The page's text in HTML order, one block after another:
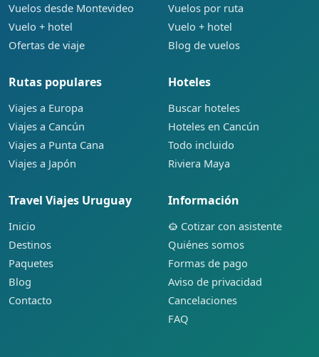
Vuelos desde Montevideo
Vuelo + hotel
Ofertas de viaje
Vuelos por ruta
Vuelo + hotel
Blog de vuelos
Rutas populares
Viajes a Europa
Viajes a Cancún
Viajes a Punta Cana
Viajes a Japón
Hoteles
Buscar hoteles
Hoteles en Cancún
Todo incluido
Riviera Maya
Travel Viajes Uruguay
Inicio
Destinos
Paquetes
Blog
Contacto
Información
Cotizar con asistente
Quiénes somos
Formas de pago
Aviso de privacidad
Cancelaciones
FAQ